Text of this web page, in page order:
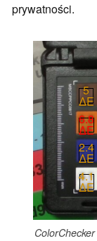
prywatności.
5
∆E
6.8
∆E
2.4
∆E
4.1
∆E
ColorChecker